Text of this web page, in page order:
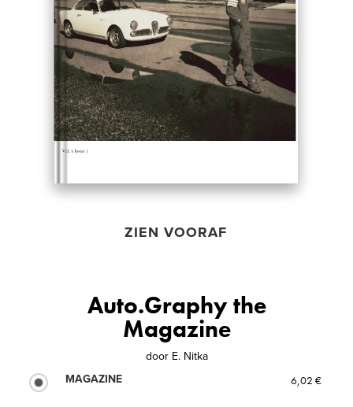
ZIEN VOORAF
Auto.Graphy the
Magazine
door E. Nitka
MAGAZINE
6,02 €